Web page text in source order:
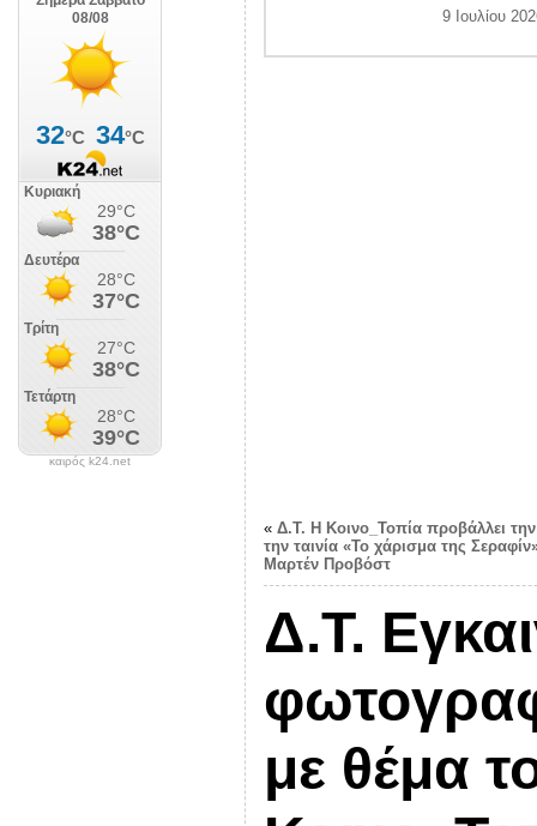
καιρός k24.net
9 Ιουλίου
« Δ.Τ. Η Κοινο_Τοπία προβάλλει
την ταινία «Το χάρισμα της
Μαρτέν Προβόστ
Δ.Τ.
με θέμα